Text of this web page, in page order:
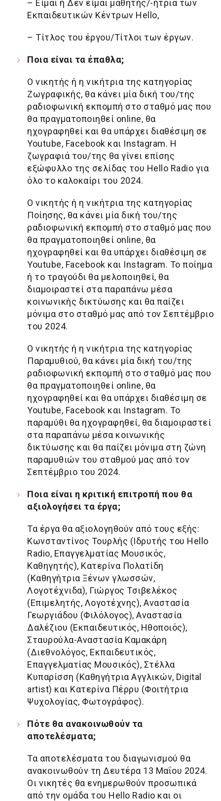
– Είμαι ή Δεν είμαι μαθητής/-ήτρια των
Εκπαιδευτικών Κέντρων Hello,
– Τίτλος του έργου/Τίτλοι των έργων.
Ποια είναι τα έπαθλα;
Ο νικητής ή η νικήτρια της κατηγορίας
Ζωγραφικής, θα κάνει μία δική του/της
ραδιοφωνική εκπομπή στο σταθμό μας που
θα πραγματοποιηθεί online, θα
ηχογραφηθεί και θα υπάρχει διαθέσιμη σε
Youtube, Facebook και Instagram. Η
ζωγραφιά του/της θα γίνει επίσης
εξώφυλλο της σελίδας του Hello Radio για
όλο το καλοκαίρι του 2024.
Ο νικητής ή η νικήτρια της κατηγορίας
Ποίησης, θα κάνει μία δική του/της
ραδιοφωνική εκπομπή στο σταθμό μας που
θα πραγματοποιηθεί online, θα
ηχογραφηθεί και θα υπάρχει διαθέσιμη σε
Youtube, Facebook και Instagram. Το ποίημα
ή το τραγούδι θα μελοποιηθεί, θα
διαμοιραστεί στα παραπάνω μέσα
κοινωνικής δικτύωσης και θα παίζει
μόνιμα στο σταθμό μας από τον Σεπτέμβριο
του 2024.
Ο νικητής ή η νικήτρια της κατηγορίας
Παραμυθιού, θα κάνει μία δική του/της
ραδιοφωνική εκπομπή στο σταθμό μας που
θα πραγματοποιηθεί online, θα
ηχογραφηθεί και θα υπάρχει διαθέσιμη σε
Youtube, Facebook και Instagram. Το
παραμύθι θα ηχογραφηθεί, θα διαμοιραστεί
στα παραπάνω μέσα κοινωνικής
δικτύωσης και θα παίζει μόνιμα στη ζώνη
παραμυθιών του σταθμού μας από τον
Σεπτέμβριο του 2024.
Ποια είναι η κριτική επιτροπή που θα
αξιολογήσει τα έργα;
Τα έργα θα αξιολογηθούν από τους εξής:
Κωνσταντίνος Τουρλής (Ιδρυτής του Hello
Radio, Επαγγελματίας Μουσικός,
Καθηγητής), Κατερίνα Πολατίδη
(Καθηγήτρια Ξένων γλωσσών,
Λογοτέχνιδα), Γιώργος Τσιβελέκος
(Επιμελητής, Λογοτέχνης), Αναστασία
Γεωργιάδου (Φιλόλογος), Αναστασία
Δαλέζιου (Εκπαιδευτικός, Ηθοποιός),
Σταυρούλα-Αναστασία Καμακάρη
(Διεθνολόγος, Εκπαιδευτικός,
Επαγγελματίας Μουσικός), Στέλλα
Κυπαρίσση (Καθηγήτρια Αγγλικών, Digital
artist) και Κατερίνα Πέρρυ (Φοιτήτρια
Ψυχολογίας, Φωτογράφος).
Πότε θα ανακοινωθούν τα
αποτελέσματα;
Τα αποτελέσματα του διαγωνισμού θα
ανακοινωθούν τη Δευτέρα 13 Μαΐου 2024.
Οι νικητές θα ενημερωθούν προσωπικά
από την ομάδα του Hello Radio και οι